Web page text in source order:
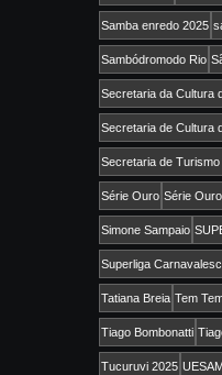
Samba enredo 2025
Sambódromodo Rio
Secretaria da Cultura
Secretaria de Cultura
Secretaria de
Série Ouro Série
Simone Sampaio
Superliga
Tatiana Breia Tem
Tiago Bombonatti
Tucuruvi 2025